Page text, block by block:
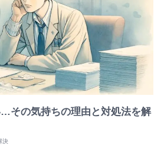
その気持ちの理由と対処法を解
決